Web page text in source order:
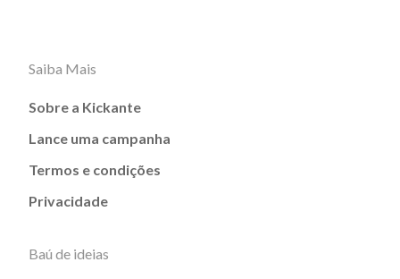
Saiba Mais
Sobre a Kickante
Lance uma campanha
Termos e condições
Privacidade
Baú de ideias